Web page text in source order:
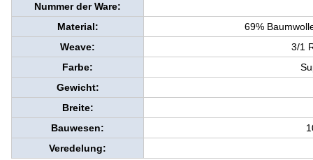
Nummer der Ware:
Material:
69%
Weave:
3/1
Farbe:
Gewicht:
Breite:
Bauwesen:
Veredelung: